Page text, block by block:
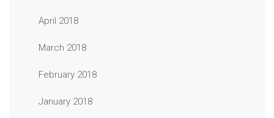
April 2018
March 2018
February 2018
January 2018